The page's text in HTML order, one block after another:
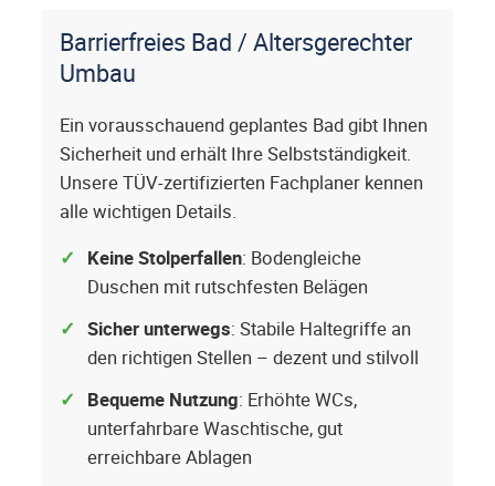
Barrierfreies Bad / Altersgerechter
Umbau
Ein vorausschauend geplantes Bad gibt Ihnen
Sicherheit und erhält Ihre Selbstständigkeit.
Unsere TÜV-zertifizierten Fachplaner kennen
alle wichtigen Details.
Keine Stolperfallen: Bodengleiche
Duschen mit rutschfesten Belägen
Sicher unterwegs: Stabile Haltegriffe an
den richtigen Stellen – dezent und stilvoll
Bequeme Nutzung: Erhöhte WCs,
unterfahrbare Waschtische, gut
erreichbare Ablagen